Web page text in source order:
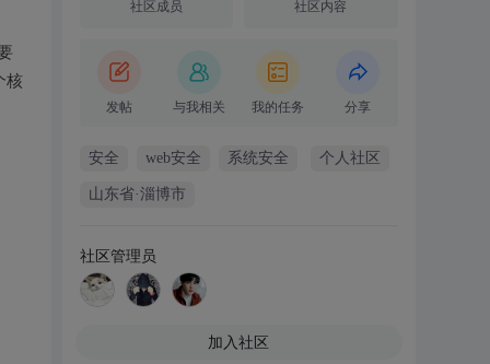
核
社区成员 社区内容
发帖 与我相关 我的任务 分享
安全 web安全 系统安全 个人社区
山东省·淄博市
社区管理员
加入社区